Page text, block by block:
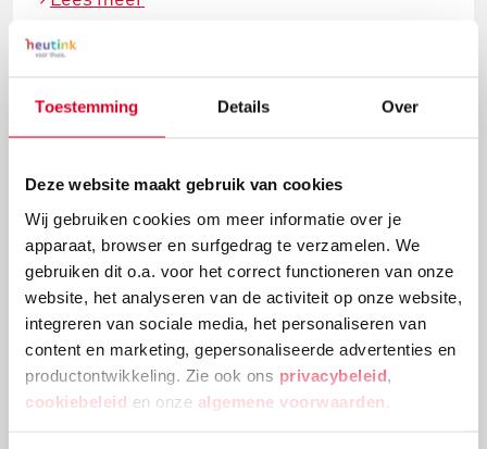
Toestemming Details Over
Deze website maakt gebruik van cookies
Wij gebruiken cookies om meer informatie over je
apparaat, browser en surfgedrag te verzamelen. We
gebruiken dit o.a. voor het correct functioneren van onze
website, het analyseren van de activiteit op onze website,
integreren van sociale media, het personaliseren van
content en marketing, gepersonaliseerde advertenties en
productontwikkeling. Zie ook ons privacybeleid
cookiebeleid en onze algemene voorwaarden
Knutselidee: kerstballenboom maken
Deze kerstballenboom is een echte eyecatcher! Plak
verschillende groottes van kerstballen en